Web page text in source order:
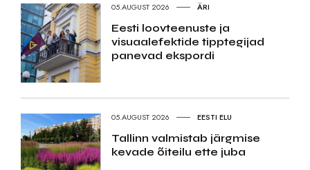
05.AUGUST 2026 ÄRI
Eesti loovteenuste ja
visuaalefektide tipptegijad
panevad ekspordi
05.AUGUST 2026 EESTI ELU
Tallinn valmistab järgmise
kevade õiteilu ette juba